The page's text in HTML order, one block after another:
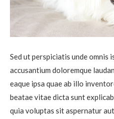
Sed ut perspiciatis unde
accusantium doloremque
eaque ipsa quae ab illo
beatae vitae dicta sunt
quia voluptas sit aspernatur